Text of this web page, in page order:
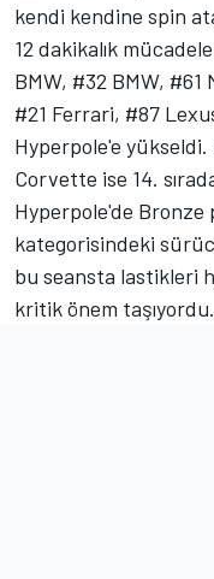
kendi kendine spin
12 dakikalık
BMW, #32 BMW,
#21 Ferrari, #87
Hyperpole'e yükseldi.
Corvette ise 14.
Hyperpole'de
kategorisindeki
bu seansta lastikleri
kritik önem taşıyordu.